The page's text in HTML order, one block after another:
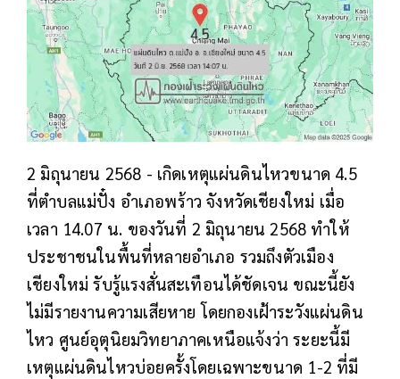
2 มิถุนายน 2568 - เกิดเหตุแผ่นดินไหวขนาด 4.5
ที่ตำบลแม่ปั๋ง อำเภอพร้าว จังหวัดเชียงใหม่ เมื่อ
เวลา 14.07 น. ของวันที่ 2 มิถุนายน 2568 ทำให้
ประชาชนในพื้นที่หลายอำเภอ รวมถึงตัวเมือง
เชียงใหม่ รับรู้แรงสั่นสะเทือนได้ชัดเจน ขณะนี้ยัง
ไม่มีรายงานความเสียหาย โดยกองเฝ้าระวังแผ่นดิน
ไหว ศูนย์อุตุนิยมวิทยาภาคเหนือแจ้งว่า ระยะนี้มี
เหตุแผ่นดินไหวบ่อยครั้งโดยเฉพาะขนาด 1-2 ที่มี